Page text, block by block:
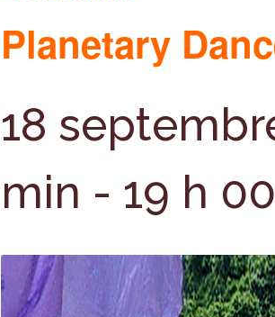
Planetary
18
min - 19 h